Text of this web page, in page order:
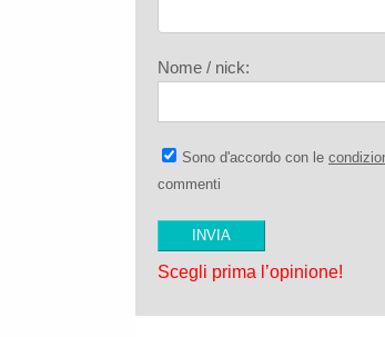
Nome / nick:
Sono d'accordo con le
commenti
Scegli prima l’opinione!